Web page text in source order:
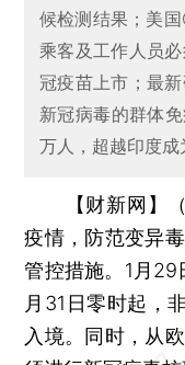
候检测结果；美
乘客及工作人员
冠疫苗上市；最
新冠病毒的群体
万人，超越印度成
【财新网】
疫情，防范变异
管控措施。1月29
月31日零时起，
入境。同时，从